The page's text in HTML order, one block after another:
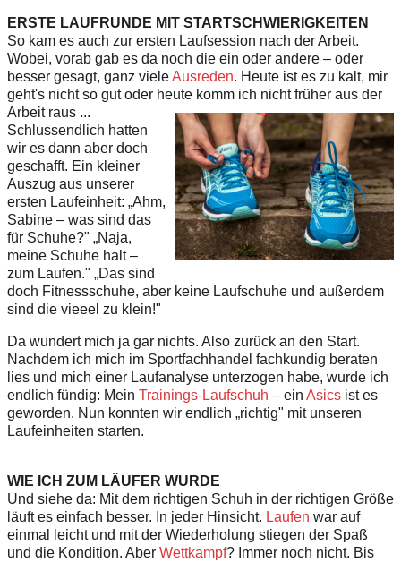
ERSTE LAUFRUNDE MIT STARTSCHWIERIGKEITEN
So kam es auch zur ersten Laufsession nach der Arbeit.
Wobei, vorab gab es da noch die ein oder andere – oder
besser gesagt, ganz vieleAusreden. Heute ist es zu kalt, mir
geht's nicht so gut oder heute komm ich nicht früher aus der
Arbeit raus ...
Schlussendlich hatten
wir es dann aber doch
geschafft. Ein kleiner
Auszug aus unserer
ersten Laufeinheit: „Ahm,
Sabine – was sind das
für Schuhe?" „Naja,
meine Schuhe halt –
zum Laufen." „Das sind
doch Fitnessschuhe, aber keine Laufschuhe und außerdem
sind die vieeel zu klein!"
Da wundert mich ja gar nichts. Also zurück an den Start.
Nachdem ich mich im Sportfachhandel fachkundig beraten
lies und mich einer Laufanalyse unterzogen habe, wurde ich
endlich fündig: Mein Trainings-Laufschuh – ein Asics ist es
geworden. Nun konnten wir endlich „richtig" mit unseren
Laufeinheiten starten.
WIE ICH ZUM LÄUFER WURDE
Und siehe da: Mit dem richtigen Schuh in der richtigen Größe
läuft es einfach besser. In jeder Hinsicht. Laufen war auf
einmal leicht und mit der Wiederholung stiegen der Spaß
und die Kondition. Aber Wettkampf? Immer noch nicht. Bis